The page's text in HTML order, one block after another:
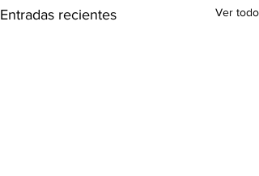
Entradas recientes Ver todo